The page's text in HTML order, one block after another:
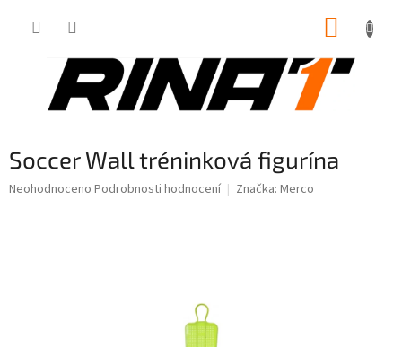
Soccer Wall tréninková figurína
Průměrné
Neohodnoceno Podrobnosti hodnocení Značka: Merco